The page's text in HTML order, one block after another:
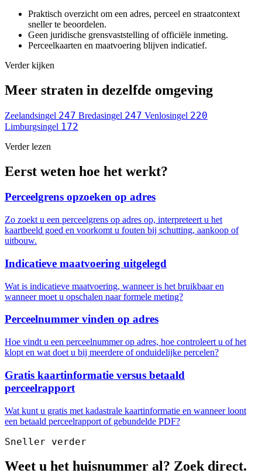
Praktisch overzicht om een adres, perceel en straatcontext
sneller te beoordelen.
Geen juridische grensvaststelling of officiële inmeting.
Perceelkaarten en maatvoering blijven indicatief.
Verder kijken
Meer straten in dezelfde omgeving
Zeelandsingel 247 Bredasingel 247 Venlosingel 220
Limburgsingel 172
Verder lezen
Eerst weten hoe het werkt?
Perceelgrens opzoeken op adres
Zo zoekt u een perceelgrens op adres op, interpreteert u het
kaartbeeld goed en voorkomt u fouten bij schutting, aankoop of
uitbouw.
Indicatieve maatvoering uitgelegd
Wat is indicatieve maatvoering, wanneer is het bruikbaar en
wanneer moet u opschalen naar formele meting?
Perceelnummer vinden op adres
Hoe vindt u een perceelnummer op adres, hoe controleert u of het
klopt en wat doet u bij meerdere of onduidelijke percelen?
Gratis kaartinformatie versus betaald
perceelrapport
Wat kunt u gratis met kadastrale kaartinformatie en wanneer loont
een betaald perceelrapport of gebundelde PDF?
Sneller verder
Weet u het huisnummer al? Zoek direct.